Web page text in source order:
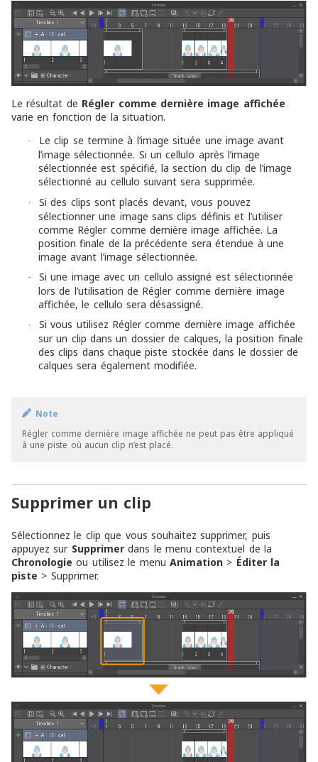
Le résultat de Régler comme dernière image affichée
varie en fonction de la situation.
·
Le clip se termine à l’image située une image avant
l’image sélectionnée. Si un cellulo après l’image
sélectionnée est spécifié, la section du clip de l’image
sélectionné au cellulo suivant sera supprimée.
·
Si des clips sont placés devant, vous pouvez
sélectionner une image sans clips définis et l’utiliser
comme Régler comme dernière image affichée. La
position finale de la précédente sera étendue à une
image avant l’image sélectionnée.
·
Si une image avec un cellulo assigné est sélectionnée
lors de l’utilisation de Régler comme dernière image
affichée, le cellulo sera désassigné.
·
Si vous utilisez Régler comme dernière image affichée
sur un clip dans un dossier de calques, la position finale
des clips dans chaque piste stockée dans le dossier de
calques sera également modifiée.
Note
Régler comme dernière image affichée ne peut pas être appliqué
à une piste où aucun clip n’est placé.
Supprimer un clip
Sélectionnez le clip que vous souhaitez supprimer, puis
appuyez sur Supprimerdans le menu contextuel de la
Chronologie ou utilisez le menu Animation > Éditer la
piste > Supprimer.